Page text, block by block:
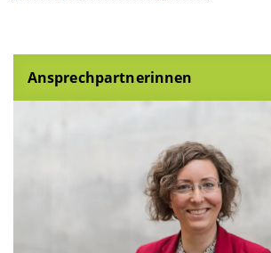
Ansprechpartnerinnen